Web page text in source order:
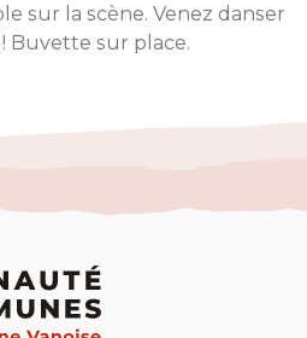
sur la scène. Venez danser
Buvette sur place.